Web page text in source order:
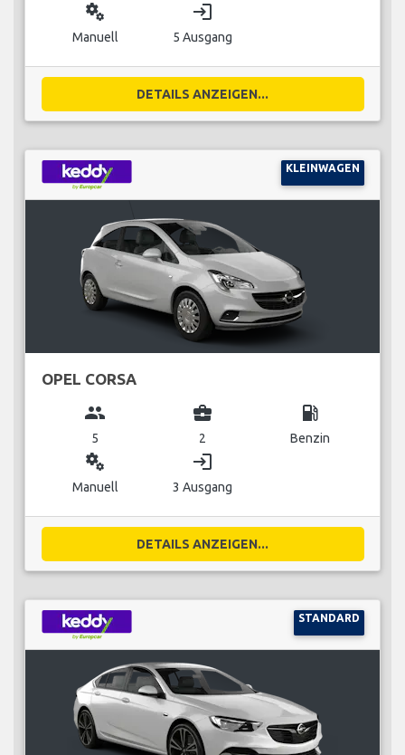
miscellaneous_services
Manuell
login
5 Ausgang
DETAILS ANZEIGEN...
KLEINWAGEN
OPEL CORSA
group
5
business_center
2
local_gas_station
Benzin
miscellaneous_services
Manuell
login
3 Ausgang
DETAILS ANZEIGEN...
STANDARD